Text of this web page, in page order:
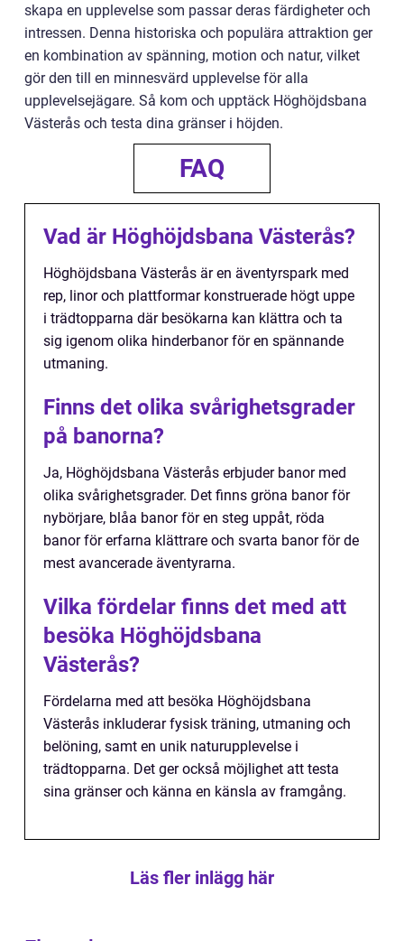
skapa en upplevelse som passar deras färdigheter och
intressen. Denna historiska och populära attraktion ger
en kombination av spänning, motion och natur, vilket
gör den till en minnesvärd upplevelse för alla
upplevelsejägare. Så kom och upptäck Höghöjdsbana
Västerås och testa dina gränser i höjden.
FAQ
Vad är Höghöjdsbana Västerås?
Höghöjdsbana Västerås är en äventyrspark med
rep, linor och plattformar konstruerade högt uppe
i trädtopparna där besökarna kan klättra och ta
sig igenom olika hinderbanor för en spännande
utmaning.
Finns det olika svårighetsgrader
på banorna?
Ja, Höghöjdsbana Västerås erbjuder banor med
olika svårighetsgrader. Det finns gröna banor för
nybörjare, blåa banor för en steg uppåt, röda
banor för erfarna klättrare och svarta banor för de
mest avancerade äventyrarna.
Vilka fördelar finns det med att
besöka Höghöjdsbana
Västerås?
Fördelarna med att besöka Höghöjdsbana
Västerås inkluderar fysisk träning, utmaning och
belöning, samt en unik naturupplevelse i
trädtopparna. Det ger också möjlighet att testa
sina gränser och känna en känsla av framgång.
Läs fler inlägg här